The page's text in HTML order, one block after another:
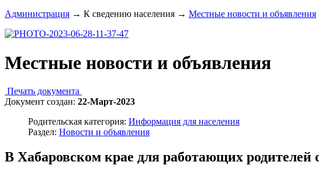
Администрация → К сведению населения → Местные новости и объявления
Местные новости и объявления
Печать документа
Документ создан: 22-Март-2023
Родительская категория: Информация для населения
Раздел: Новости и объявления
В Хабаровском крае для работающих родителей